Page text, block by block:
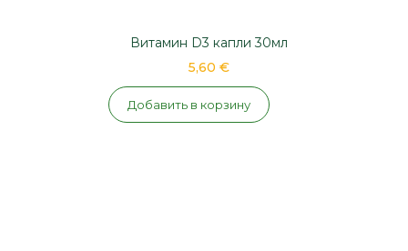
Витамин D3 капли 30мл
5,60 €
Добавить в корзину